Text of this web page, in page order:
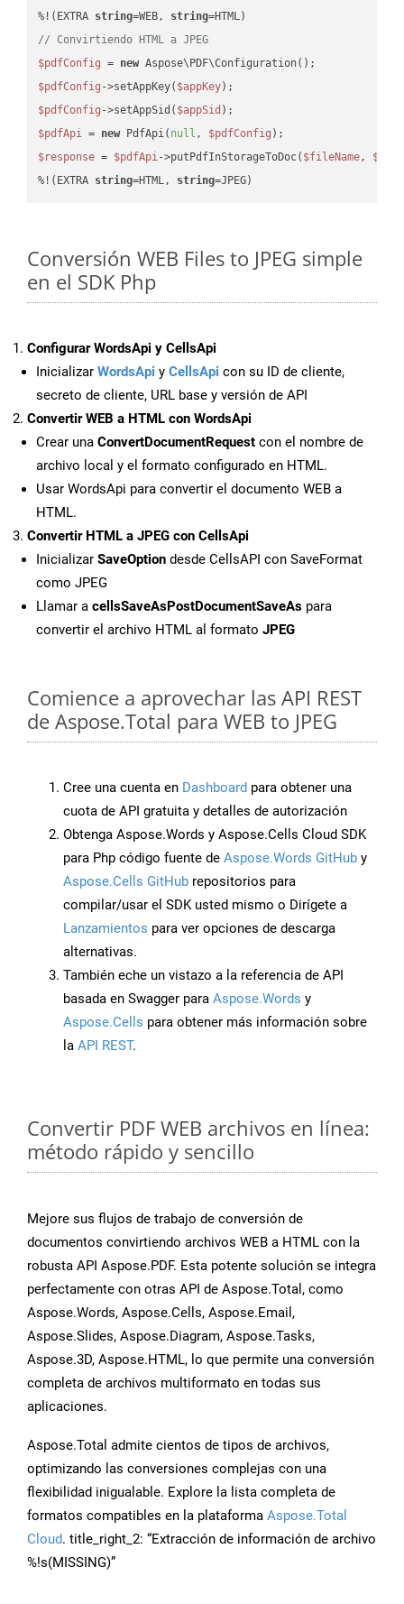
%!(EXTRA string=WEB, string
// Convirtiendo HTML a JPEG
$pdfConfig = new
$pdfConfig ->setAppKey( $appKey
$pdfConfig ->setAppSid( $appSid
$pdfApi = new PdfApi( null , $pdfConfig
$response = $pdfApi->putPdfInStorageToDoc( $fileName,
%!(EXTRA string=HTML, string=JPEG)
Conversión WEB Files to JPEG simple
en el SDK Php
Configurar WordsApi y CellsApi
Inicializar WordsApi y CellsApi con su ID de cliente,
secreto de cliente, URL base y versión de API
Convertir WEB a HTML con WordsApi
Crear una ConvertDocumentRequest con el nombre de
archivo local y el formato configurado en HTML.
Usar WordsApi para convertir el documento WEB a
HTML.
Convertir HTML a JPEG con CellsApi
Inicializar SaveOption desde CellsAPI con SaveFormat
como JPEG
Llamar a cellsSaveAsPostDocumentSaveAs para
convertir el archivo HTML al formato JPEG
Comience a aprovechar las API REST
de Aspose.Total para WEB to JPEG
Cree una cuenta en Dashboard para obtener una
cuota de API gratuita y detalles de autorización
Obtenga Aspose.Words y Aspose.Cells Cloud SDK
para Php código fuente de Aspose.Words GitHub y
Aspose.Cells GitHub repositorios para
compilar/usar el SDK usted mismo o Dirígete a
Lanzamientos para ver opciones de descarga
alternativas.
También eche un vistazo a la referencia de API
basada en Swagger para Aspose.Words y
Aspose.Cells para obtener más información sobre
la API REST.
Convertir PDF WEB archivos en línea:
método rápido y sencillo
Mejore sus flujos de trabajo de conversión de
documentos convirtiendo archivos WEB a HTML con la
robusta API Aspose.PDF. Esta potente solución se integra
perfectamente con otras API de Aspose.Total, como
Aspose.Words, Aspose.Cells, Aspose.Email,
Aspose.Slides, Aspose.Diagram, Aspose.Tasks,
Aspose.3D, Aspose.HTML, lo que permite una conversión
completa de archivos multiformato en todas sus
aplicaciones.
Aspose.Total admite cientos de tipos de archivos,
optimizando las conversiones complejas con una
flexibilidad inigualable. Explore la lista completa de
formatos compatibles en la plataforma Aspose.Total
Cloud. title_right_2: “Extracción de información de archivo
%!s(MISSING)”